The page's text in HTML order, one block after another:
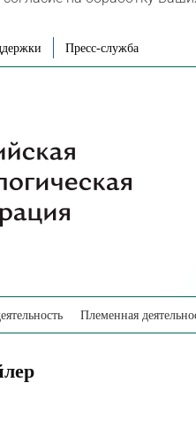
Пресс-служба
Племенная